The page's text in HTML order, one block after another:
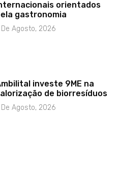
orientados
gastronomia
De Agosto, 2026
investe 9ME na
de biorresíduos
De Agosto, 2026